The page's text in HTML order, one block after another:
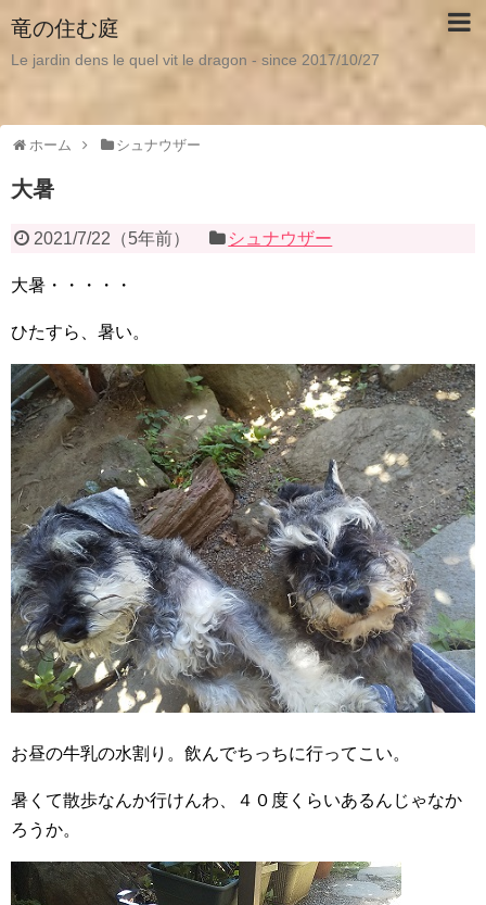
竜の住む庭
Le jardin dens le quel vit le dragon - since 2017/10/27
ホーム シュナウザー
大暑
2021/7/22 （5年前） シュナウザー
大暑・・・・・
ひたすら、暑い。
お昼の牛乳の水割り。飲んでちっちに行ってこい。
暑くて散歩なんか行けんわ、４０度くらいあるんじゃなか
ろうか。